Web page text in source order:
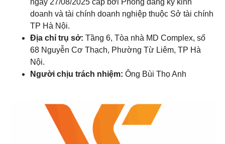
ngày 27/08/2025 cấp bởi Phòng đăng ký kinh
doanh và tài chính doanh nghiệp thuộc Sở tài chính
TP Hà Nội.
Địa chỉ trụ sở: Tầng 6, Tòa nhà MD Complex, số
68 Nguyễn Cơ Thạch, Phường Từ Liêm, TP Hà
Nội.
Người chịu trách nhiệm: Ông Bùi Thọ Anh